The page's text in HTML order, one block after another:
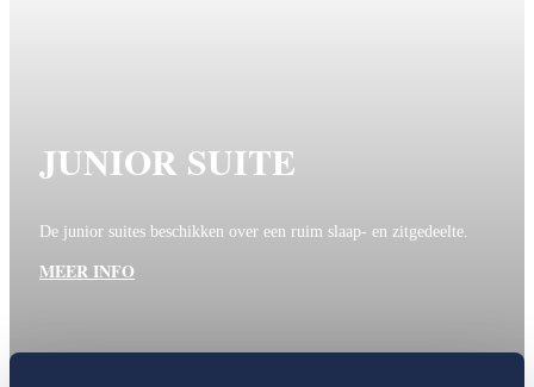
JUNIOR SUITE
De junior suites beschikken over een ruim slaap- en zitgedeelte.
MEER INFO